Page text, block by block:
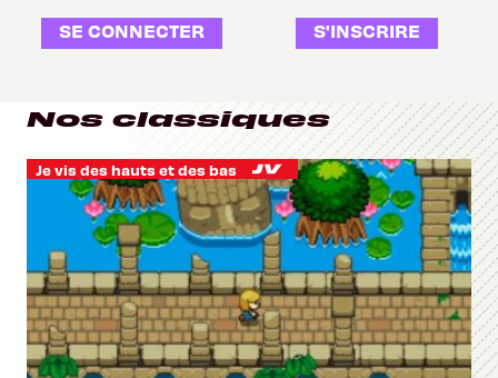
SE CONNECTER S'INSCRIRE
Nos classiques
Je vis des hauts et des bas